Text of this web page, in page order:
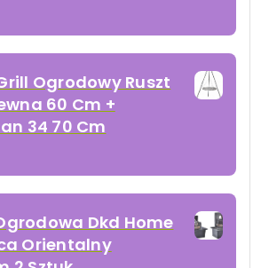
Ogrodowy Ruszt
60 Cm +
34 70 Cm
Dkd Home
Orientalny